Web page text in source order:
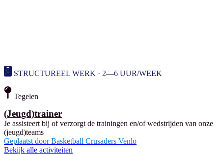
STRUCTUREEL WERK · 2—6 UUR/WEEK
Tegelen
(Jeugd)trainer
Je assisteert bij of verzorgt de trainingen en/of wedstrijden van onze
(jeugd)teams
Geplaatst door Basketball Crusaders Venlo
Bekijk alle activiteiten